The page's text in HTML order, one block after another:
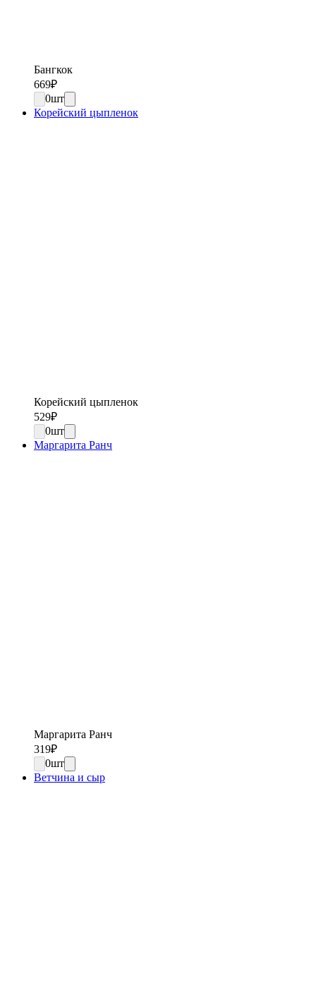
Бангкок
669₽
0шт
Корейский цыпленок
Корейский цыпленок
529₽
0шт
Маргарита Ранч
Маргарита Ранч
319₽
0шт
Ветчина и сыр